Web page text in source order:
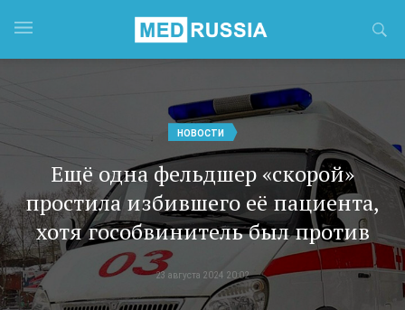
НОВОСТИ
Ещё одна фельдшер «скорой»
простила избившего её пациента,
хотя гособвинитель был против
23 августа 2024 20:02